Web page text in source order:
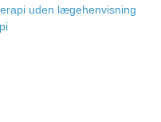
uden lægehenvisning